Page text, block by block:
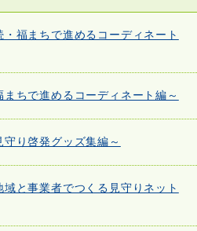
福まちで進めるコーディネート
ちで進めるコーディネート編～
り啓発グッズ集編～
と事業者でつくる見守りネット